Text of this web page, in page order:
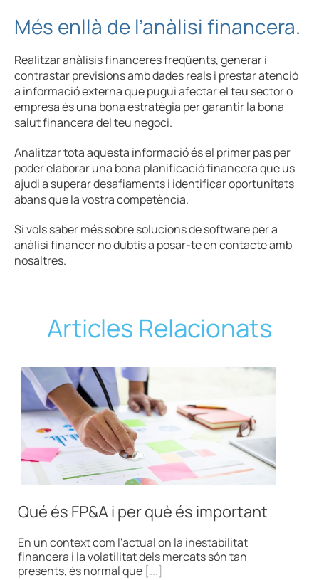
Més enllà de l’anàlisi financera.
Realitzar anàlisis financeres freqüents, generar i
contrastar previsions amb dades reals i prestar atenció
a informació externa que pugui afectar el teu sector o
empresa és una bona estratègia per garantir la bona
salut financera del teu negoci.
Analitzar tota aquesta informació és el primer pas per
poder elaborar una bona planificació financera que us
ajudi a superar desafiaments i identificar oportunitats
abans que la vostra competència.
Si vols saber més sobre solucions de software per a
anàlisi financer no dubtis a posar-te en contacte amb
nosaltres.
Articles Relacionats
Qué és FP&A i per què és important
En un context com l'actual on la inestabilitat
financera i la volatilitat dels mercats són tan
presents, és normal que [...]